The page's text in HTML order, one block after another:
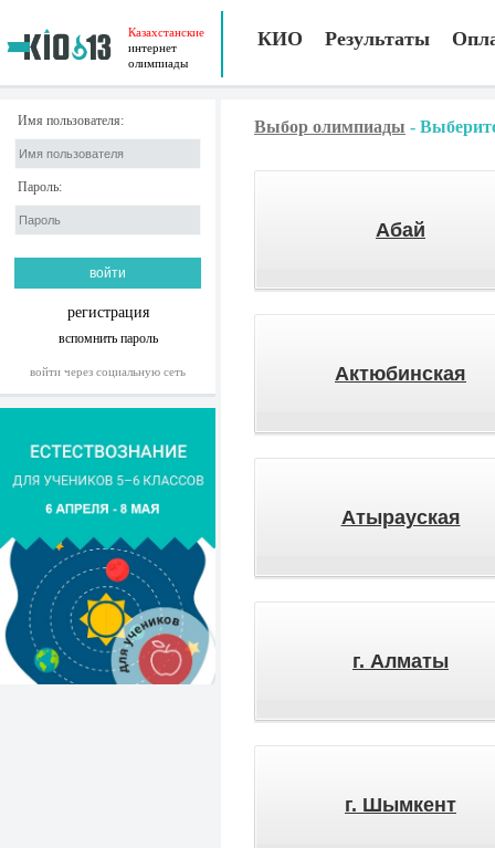
Казахстанские
интернет
олимпиады
КИО Результаты
Имя пользователя:
Пароль:
регистрация
вспомнить пароль
войти через социальную сеть
Выбор олимпиады -
Абай
Актюбинская
Атырауская
г. Алматы
г. Шымкент